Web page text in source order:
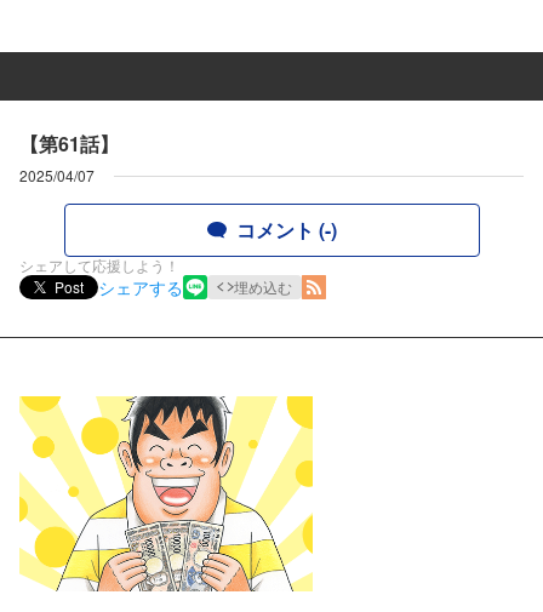
【第61話】
2025/04/07
コメント (-)
シェアして応援しよう！
Post
シェアする 埋め込む